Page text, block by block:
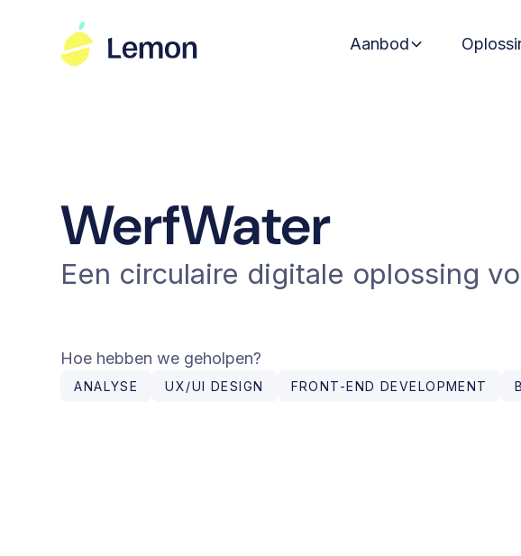
Aanbod
WerfWater
Een circulaire digitale oplossing
Hoe hebben we geholpen?
ANALYSE UX/UI DESIGN FRONT-END DEVELOPMENT